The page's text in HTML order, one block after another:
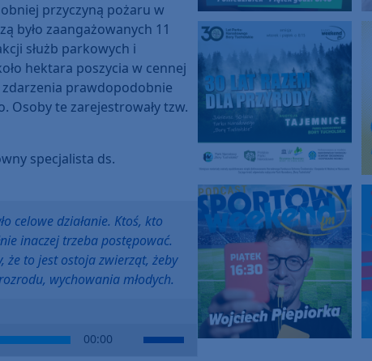
przyczyną pożaru w
było zaangażowanych 11
służb parkowych i
hektara poszycia w cennej
prawdopodobnie
Osoby te zarejestrowały tzw.
specjalista ds.
celowe działanie. Ktoś, kto
inaczej trzeba postępować.
to jest ostoja zwierząt, żeby
wychowania młodych.
00:00
Use